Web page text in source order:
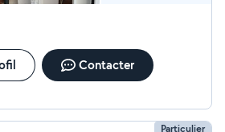
Contacter
Particulier